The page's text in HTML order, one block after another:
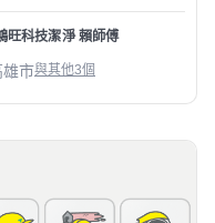
旺科技潔淨 賴師傅
雄市與其他3個